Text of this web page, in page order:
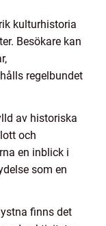
kulturhistoria
Besökare kan
regelbundet
av historiska
och
en inblick i
som en
finns det